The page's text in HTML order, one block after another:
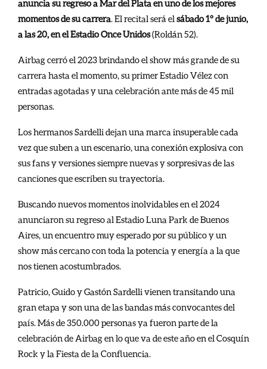
anuncia su regreso a Mar del Plata en uno de los mejores
momentos de su carrera. El recital será el sábado 1° de junio,
a las 20, en el Estadio Once Unidos(Roldán 52).
Airbag cerró el 2023 brindando el show más grande de su
carrera hasta el momento, su primer Estadio Vélez con
entradas agotadas y una celebración ante más de 45 mil
personas.
Los hermanos Sardelli dejan una marca insuperable cada
vez que suben a un escenario, una conexión explosiva con
sus fans y versiones siempre nuevas y sorpresivas de las
canciones que escriben su trayectoria.
Buscando nuevos momentos inolvidables en el 2024
anunciaron su regreso al Estadio Luna Park de Buenos
Aires, un encuentro muy esperado por su público y un
show más cercano con toda la potencia y energía a la que
nos tienen acostumbrados.
Patricio, Guido y Gastón Sardelli vienen transitando una
gran etapa y son una de las bandas más convocantes del
país. Más de 350.000 personas ya fueron parte de la
celebración de Airbag en lo que va de este año en el Cosquín
Rock y la Fiesta de la Confluencia.